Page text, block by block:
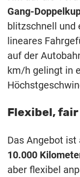
Gang-
blitzschnell und
lineares
auf der
km/h gelingt in
Flexibel,
Das Angebot ist
10.000
aber flexibel